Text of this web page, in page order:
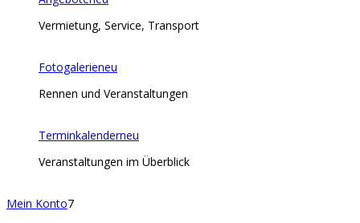
Vermietung, Service, Transport
Fotogalerieneu
Rennen und Veranstaltungen
Terminkalenderneu
Veranstaltungen im Überblick
Mein Konto7